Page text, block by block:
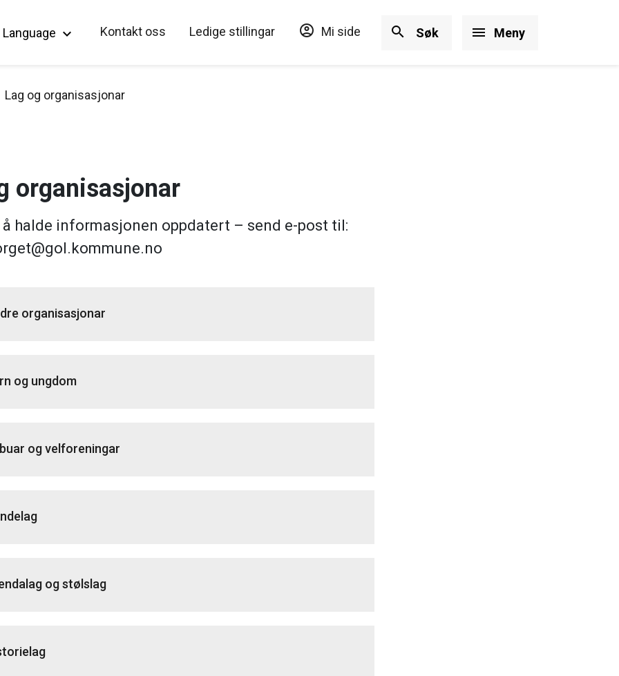
Hopp til hovedinnholdet
Language keyboard_arrow_down Kontakt oss Ledige stillingar account_circle Mi side search Søk menu Meny
Lag og organisasjonar
organisasjonar
å halde informasjonen oppdatert – send e-post til:
organisasjonar
og ungdom
og velforeningar
og stølslag